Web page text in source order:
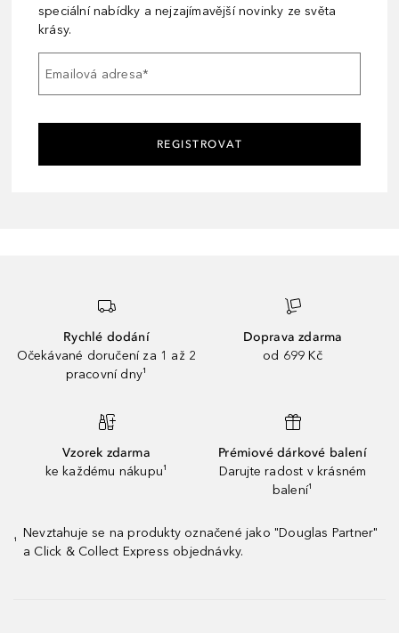
speciální nabídky a nejzajímavější novinky ze světa
krásy.
Emailová adresa*
REGISTROVAT
Rychlé dodání
Očekávané doručení za 1 až 2
pracovní dny¹
Doprava zdarma
od 699 Kč
Vzorek zdarma
ke každému nákupu¹
Prémiové dárkové balení
Darujte radost v krásném
balení¹
¹
Nevztahuje se na produkty označené jako "Douglas Partner"
a Click & Collect Express objednávky.